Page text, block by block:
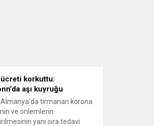
ücreti korkuttu:
aşı kuyruğu
tırmanan korona
ve önlemlerin
yanı sıra tedavi